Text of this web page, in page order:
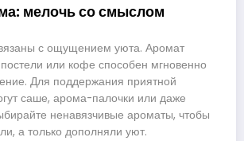
мелочь со смыслом
с ощущением уюта. Аромат
или кофе способен мгновенно
Для поддержания приятной
саше, арома-палочки или даже
ненавязчивые ароматы, чтобы
а только дополняли уют.